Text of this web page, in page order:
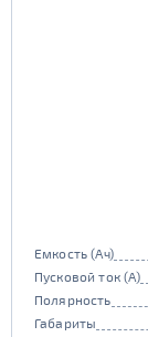
Емкость (Ач)
Пусковой ток (А)
Полярность
Габариты